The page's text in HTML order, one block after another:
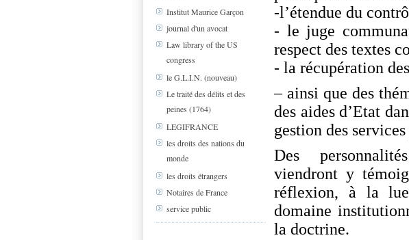
Institut Maurice Garçon
journal d'un avocat
Law library of the US
congress
le G.L.I.N. (nouveau)
Le traité des délits et des
peines (1764)
LEGIFRANCE
les droits des nations du
monde
les droits étrangers
Notaires de France
service public
-l’étendue du
- le juge
respect des textes
- la récupération
– ainsi que des
des aides d’Etat
gestion des
Des
viendront y
réflexion, à la
domaine
la doctrine.